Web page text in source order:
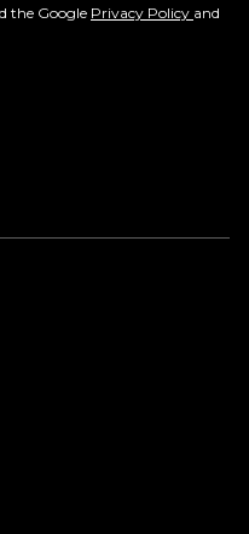
the Google Privacy Policy and